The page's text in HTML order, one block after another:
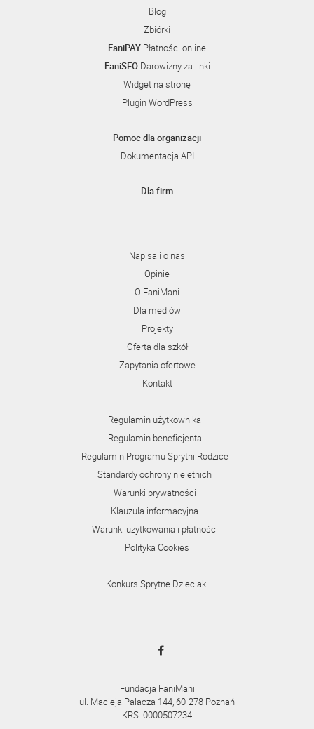
Blog
Zbiórki
FaniPAY Płatności online
FaniSEODarowizny za linki
Widget na stronę
Plugin WordPress
Pomoc dla organizacji
Dokumentacja API
Dla firm
Napisali o nas
Opinie
O FaniMani
Dla mediów
Projekty
Oferta dla szkół
Zapytania ofertowe
Kontakt
Regulamin użytkownika
Regulamin beneficjenta
Regulamin Programu Sprytni Rodzice
Standardy ochrony nieletnich
Warunki prywatności
Klauzula informacyjna
Warunki użytkowania i płatności
Polityka Cookies
Konkurs Sprytne Dzieciaki
Fundacja FaniMani
ul. Macieja Palacza 144, 60-278 Poznań
KRS: 0000507234